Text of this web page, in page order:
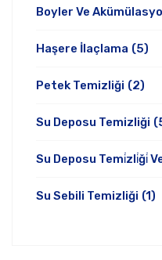
Boyler Ve
Haşere İlaçlama (5)
Petek Temizliği (2)
Su Deposu Temizliği
Su Deposu Temi̇zli̇ği̇
Su Sebili Temizliği (1)